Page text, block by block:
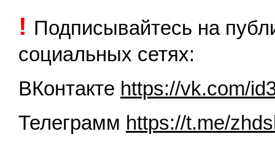
! Подписывайтесь на
социальных сетях:
ВКонтакте https://vk.com/
Телеграмм https://t.me/